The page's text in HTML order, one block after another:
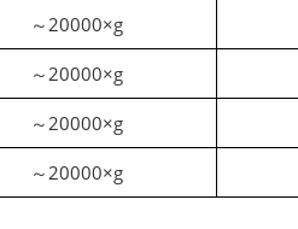
～20000×g
～20000×g
～20000×g
～20000×g